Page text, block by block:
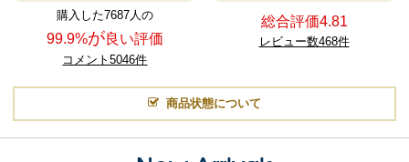
購入した7687人の
99.9%が良い評価
コメント5046件
総合評価4.81
レビュー数468件
商品状態について